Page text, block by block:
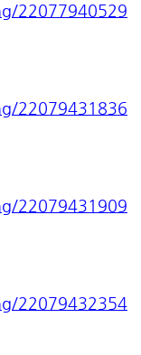
22077940529
22079431836
22079431909
22079432354